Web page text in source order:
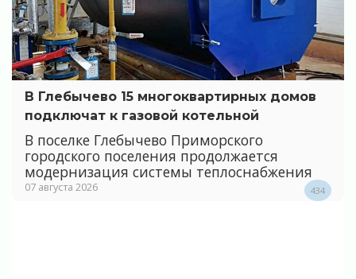
В Глебычево 15 многоквартирных домов
подключат к газовой котельной
В поселке Глебычево Приморского
городского поселения продолжается
модернизация системы теплоснабжения
07 августа 2026 434